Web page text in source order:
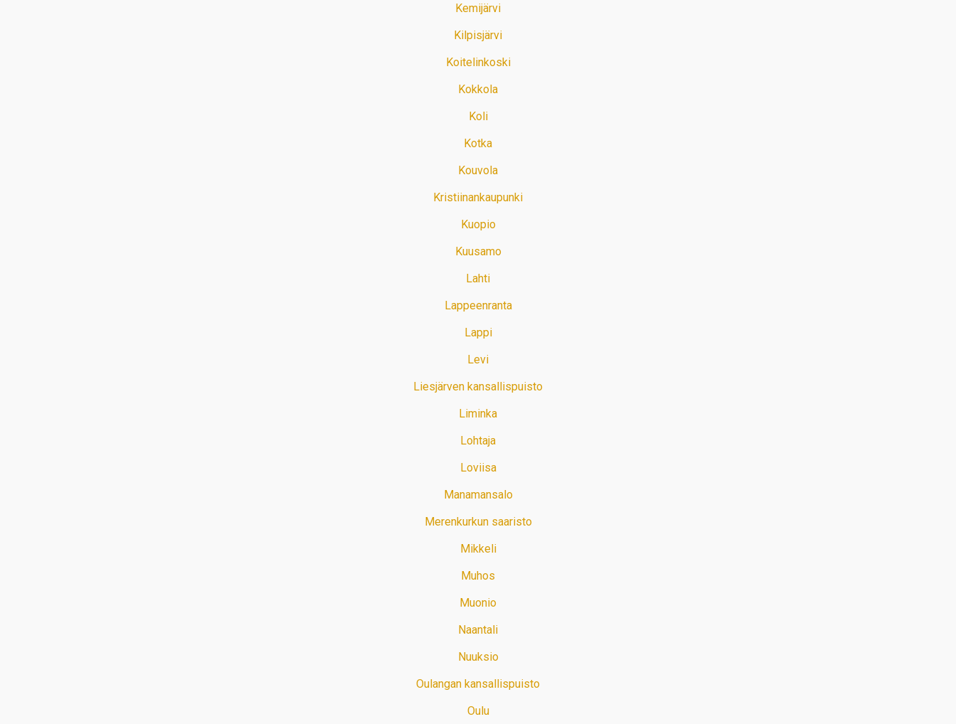
Kemijärvi
Kilpisjärvi
Koitelinkoski
Kokkola
Koli
Kotka
Kouvola
Kristiinankaupunki
Kuopio
Kuusamo
Lahti
Lappeenranta
Lappi
Levi
Liesjärven kansallispuisto
Liminka
Lohtaja
Loviisa
Manamansalo
Merenkurkun saaristo
Mikkeli
Muhos
Muonio
Naantali
Nuuksio
Oulangan kansallispuisto
Oulu